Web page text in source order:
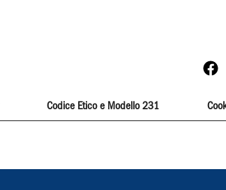
Codice Etico e Modello 231